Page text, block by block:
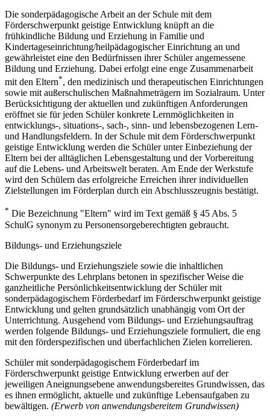
Die sonderpädagogische Arbeit an der Schule mit dem
Förderschwerpunkt geistige Entwicklung knüpft an die
frühkindliche Bildung und Erziehung in Familie und
Kindertageseinrichtung/heilpädagogischer Einrichtung an und
gewährleistet eine den Bedürfnissen ihrer Schüler angemessene
Bildung und Erziehung. Dabei erfolgt eine enge Zusammenarbeit
mit den Eltern*, den medizinisch und therapeutischen Einrichtungen
sowie mit außerschulischen Maßnahmeträgern im Sozialraum. Unter
Berücksichtigung der aktuellen und zukünftigen Anforderungen
eröffnet sie für jeden Schüler konkrete Lernmöglichkeiten in
entwicklungs-, situations-, sach-, sinn- und lebensbezogenen Lern-
und Handlungsfeldern. In der Schule mit dem Förderschwerpunkt
geistige Entwicklung werden die Schüler unter Einbeziehung der
Eltern bei der alltäglichen Lebensgestaltung und der Vorbereitung
auf die Lebens- und Arbeitswelt beraten. Am Ende der Werkstufe
wird den Schülern das erfolgreiche Erreichen ihrer individuellen
Zielstellungen im Förderplan durch ein Abschlusszeugnis bestätigt.
* Die Bezeichnung "Eltern" wird im Text gemäß § 45 Abs. 5
SchulG synonym zu Personensorgeberechtigten gebraucht.
Bildungs- und Erziehungsziele
Die Bildungs- und Erziehungsziele sowie die inhaltlichen
Schwerpunkte des Lehrplans betonen in spezifischer Weise die
ganzheitliche Persönlichkeitsentwicklung der Schüler mit
sonderpädagogischem Förderbedarf im Förderschwerpunkt geistige
Entwicklung und gelten grundsätzlich unabhängig vom Ort der
Unterrichtung. Ausgehend vom Bildungs- und Erziehungsauftrag
werden folgende Bildungs- und Erziehungsziele formuliert, die eng
mit den förderspezifischen und überfachlichen Zielen korrelieren.
Schüler mit sonderpädagogischem Förderbedarf im
Förderschwerpunkt geistige Entwicklung erwerben auf der
jeweiligen Aneignungsebene anwendungsbereites Grundwissen, das
es ihnen ermöglicht, aktuelle und zukünftige Lebensaufgaben zu
bewältigen. (Erwerb von anwendungsbereitem Grundwissen)